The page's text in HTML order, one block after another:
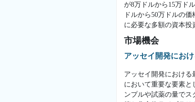
が8万ドルから15万ド
ドルから50万ドルの
に必要な多額の資本投
市場機会
アッセイ開発にお
アッセイ開発におけ
において重要な要素
ンプルや試薬の量で